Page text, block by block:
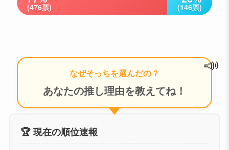
(476票) (146票)
なぜそっちを選んだの？
あなたの推し理由を教えてね！
📣
🏆 現在の順位速報